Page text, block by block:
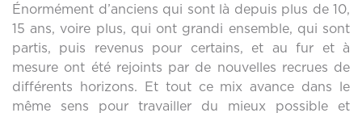
Énormément d’anciens qui sont là depuis plus de 10,
15 ans, voire plus, qui ont grandi ensemble, qui sont
partis, puis revenus pour certains, et au fur et à
mesure ont été rejoints par de nouvelles recrues de
différents horizons. Et tout ce mix avance dans le
même sens pour travailler du mieux possible et